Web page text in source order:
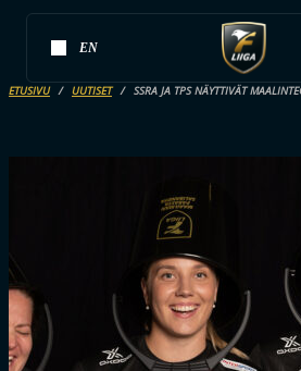
EN
ETUSIVU UUTISET SSRA JA TPS NÄYTTIVÄT